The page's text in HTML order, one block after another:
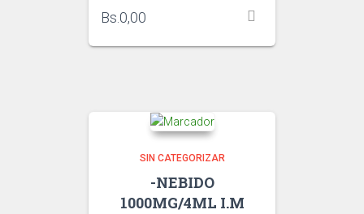
Bs. 0,00
SIN CATEGORIZAR
-NEBIDO
1000MG/4ML I.M